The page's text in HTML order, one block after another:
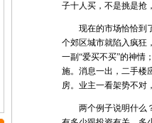
子十人买，不是挑是抢
现在的市场恰恰到了
个郊区城市就陷入疯狂
一副“爱买不买”的神情
施。消息一出，二手楼
房。业主一看架势不对
两个例子说明什么？